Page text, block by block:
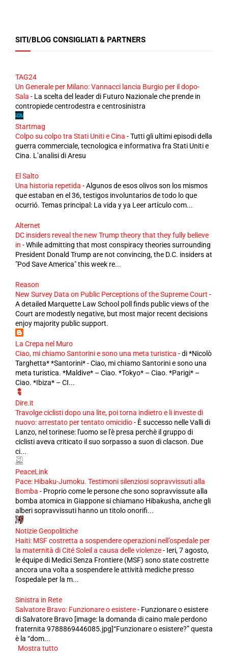
SITI/BLOG CONSIGLIATI & PARTNERS
TAG24
Un Generale per Milano: Vannacci lancia Burgio per il dopo-
Sala - La scelta del leader di Futuro Nazionale che prende in
contropiede centrodestra e centrosinistra
Startmag
Colpo su colpo tra Stati Uniti e Cina -Tutti gli ultimi episodi della
guerra commerciale, tecnologica e informativa fra Stati Uniti e
Cina. L’analisi di Aresu
El Salto
Una historia repetida -Algunos de esos olivos son los mismos
que estaban en el 36, testigos involuntarios de todo lo que
ocurrió. Temas principal: La vida y ya Leer artículo com...
Alternet
DC insiders reveal the new Trump theory that they fully believe
in -While admitting that most conspiracy theories surrounding
President Donald Trump are not convincing, the D.C. insiders at
"Pod Save America" this week re...
Reason
New Survey Data on Public Perceptions of the Supreme Court -
A detailed Marquette Law School poll finds public views of the
Court are modestly negative, but most major recent decisions
enjoy majority public support.
La Crepa nel Muro
Ciao, mi chiamo Santorini e sono una meta turistica -di *Nicolò
Targhetta* *Santorini* - Ciao, mi chiamo Santorini e sono una
meta turistica. *Maldive* – Ciao. *Tokyo* – Ciao. *Parigi* –
Ciao. *Ibiza* – CI...
Dire.it
Travolge ciclisti dopo una lite, poi torna indietro e li investe di
nuovo: arrestato per tentato omicidio- È successo nelle Valli di
Lanzo, nel torinese: l'uomo se l'è presa perchè il gruppo di
ciclisti aveva criticato il suo sorpasso a suon di clacson. Due
ci...
PeaceLink
Pace: Hibaku-Jumoku. Testimoni silenziosi sopravvissuti alla
Bomba - Proprio come le persone che sono sopravvissute alla
bomba atomica in Giappone si chiamano Hibakusha, anche gli
alberi sopravvissuti hanno un titolo onorifi...
Notizie Geopolitiche
Haiti: MSF costretta a sospendere operazioni nell’ospedale per
la maternità di Cité Soleil a causa delle violenze- Ieri, 7 agosto,
le équipe di Medici Senza Frontiere (MSF) sono state costrette
ancora una volta a sospendere le attività mediche presso
l’ospedale per la m...
Sinistra in Rete
Salvatore Bravo: Funzionare o esistere- Funzionare o esistere
di Salvatore Bravo [image: la domanda di caino male perdono
fraternita 9788869446085.jpg]“Funzionare o esistere?” questa
è la “dom...
Mostra tutto